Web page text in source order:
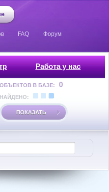
FAQ Форум
Работа у нас
ОБЪЕКТОВ В БАЗЕ: 0
НАЙДЕНО:
ПОКАЗАТЬ